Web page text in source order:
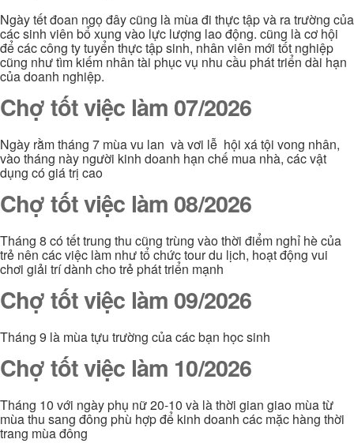
Ngày tết đoan ngọ đây cũng là mùa đi thực tập và ra trường của
các sinh viên bổ xung vào lực lượng lao động. cũng là cơ hội
để các công ty tuyển thực tập sinh, nhân viên mới tốt nghiệp
cũng như tìm kiếm nhân tài phục vụ nhu cầu phát triển dài hạn
của doanh nghiệp.
Chợ tốt việc làm 07/2026
Ngày rằm tháng 7 mùa vu lan và vơi lễ hội xá tội vong nhân,
vào tháng này người kinh doanh hạn chế mua nhà, các vật
dụng có giá trị cao
Chợ tốt việc làm 08/2026
Tháng 8 có tết trung thu cũng trùng vào thời điểm nghỉ hè của
trẻ nên các việc làm như tổ chức tour du lịch, hoạt động vui
chơi giải trí dành cho trẻ phát triển mạnh
Chợ tốt việc làm 09/2026
Tháng 9 là mùa tựu trường của các bạn học sinh
Chợ tốt việc làm 10/2026
Tháng 10 với ngày phụ nữ 20-10 và là thời gian giao mùa từ
mùa thu sang đông phù hợp để kinh doanh các mặc hàng thời
trang mùa đông